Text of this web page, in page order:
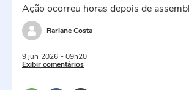
Ação ocorreu horas depois de
Rariane Costa
9 jun 2026 - 09h20
Exibir comentários